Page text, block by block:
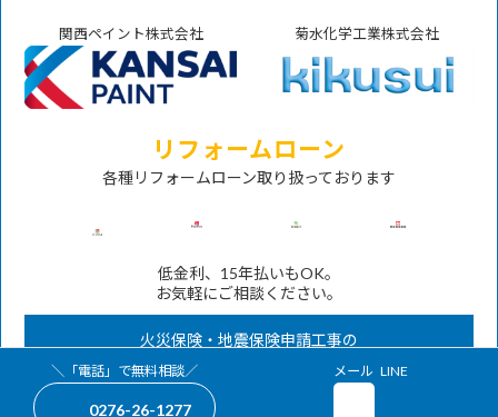
関西ペイント株式会社 菊水化学工業株式会社
リフォームローン
各種リフォームローン取り扱っております
低金利、15年払いもOK。
お気軽にご相談ください。
火災保険・地震保険申請工事の
対応も承ります。
＼「電話」で無料相談／
0276-26-1277
メール
ア
グ
ル
LINE
ア
グ
ル